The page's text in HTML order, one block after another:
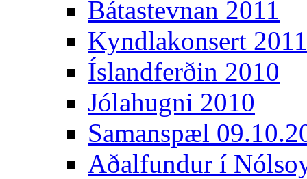
Bátastevnan 2011
Kyndlakonsert 2011
Íslandferðin 2010
Jólahugni 2010
Samanspæl
Aðalfundur í